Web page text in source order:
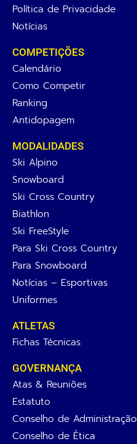
Política de Privacidade
Notícias
COMPETIÇÕES
Calendário
Como Competir
Ranking
Antidopagem
MODALIDADES
Ski Alpino
Snowboard
Ski Cross Country
Biathlon
Ski FreeStyle
Para Ski Cross Country
Para Snowboard
Notícias – Esportivas
Uniformes
ATLETAS
Fichas Técnicas
GOVERNANÇA
Atas & Reuniões
Estatuto
Conselho de Administração
Conselho de Ética